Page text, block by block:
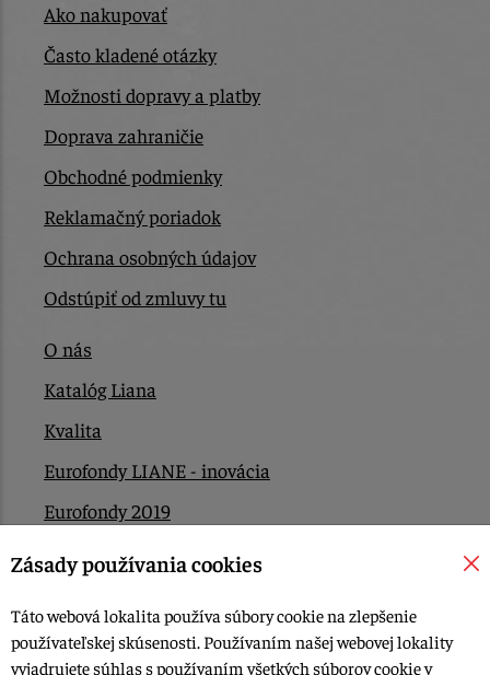
Ako nakupovať
Často kladené otázky
Možnosti dopravy a platby
Doprava zahraničie
Obchodné podmienky
Reklamačný poriadok
Ochrana osobných údajov
Odstúpiť od zmluvy tu
O nás
Katalóg Liana
Kvalita
Eurofondy LIANE - inovácia
Eurofondy 2019
Eurofondy 2022/2023
Kontakt
Zásady používania cookies
Táto webová lokalita používa súbory cookie na zlepšenie
používateľskej skúsenosti. Používaním našej webovej lokality
vyjadrujete súhlas s používaním všetkých súborov cookie v